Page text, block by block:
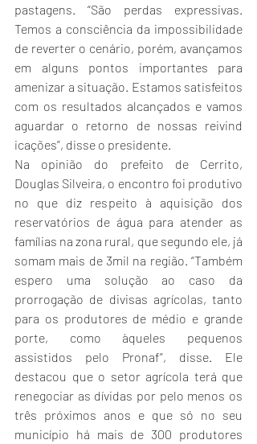
pastagens. “São perdas expressivas.
Temos a consciência da impossibilidade
de reverter o cenário, porém, avançamos
em alguns pontos importantes para
amenizar a situação. Estamos satisfeitos
com os resultados alcançados e vamos
aguardar o retorno de nossas reivind
icações”, disse o presidente.
Na opinião do prefeito de Cerrito,
Douglas Silveira, o encontro foi produtivo
no que diz respeito à aquisição dos
reservatórios de água para atender as
famílias na zona rural, que segundo ele, já
somam mais de 3mil na região. “Também
espero uma solução ao caso da
prorrogação de divisas agrícolas, tanto
para os produtores de médio e grande
porte, como àqueles pequenos
assistidos pelo Pronaf”, disse. Ele
destacou que o setor agrícola terá que
renegociar as dívidas por pelo menos os
três próximos anos e que só no seu
município há mais de 300 produtores